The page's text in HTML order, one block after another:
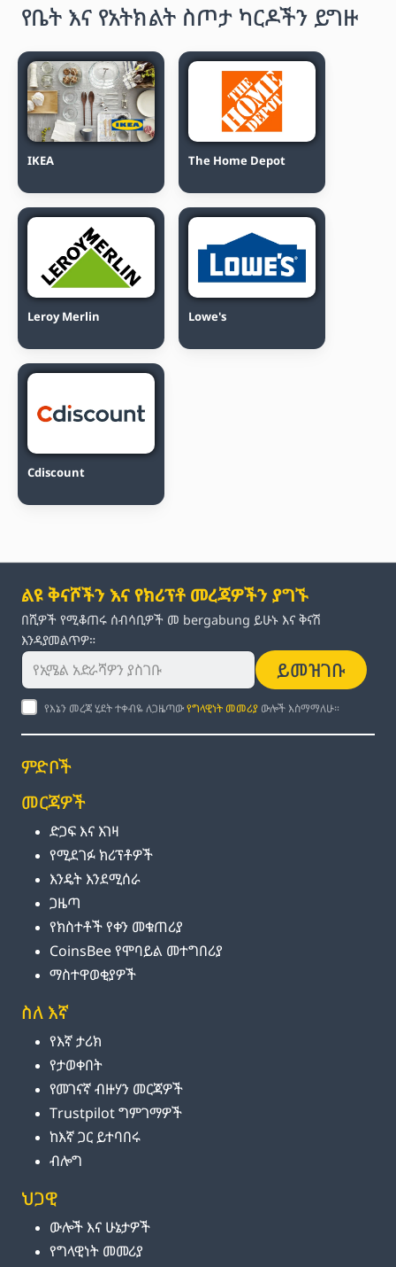
የቤት እና የአትክልት ስጦታ ካርዶችን ይግዙ
IKEA The Home Depot
Leroy Merlin Lowe's
Cdiscount
ልዩ ቅናሾችን እና የክሪፕቶ መረጃዎችን ያግኙ
በሺዎች የሚቆጠሩ ሰብሳቢዎች መ bergabung ይሁኑ እና ቅናሽ
እንዳያመልጥዎ።
ይመዝገቡ
የእኔን መረጃ ሂደት ተቀብዬ ለጋዜጣውየግላዊነት መመሪያ ውሎች እስማማለሁ።
ምድቦች
መርጃዎች
ድጋፍ እና እገዛ
የሚደገፉ ክሪፕቶዎች
እንዴት እንደሚሰራ
ጋዜጣ
የክስተቶች የቀን መቁጠሪያ
CoinsBee የሞባይል መተግበሪያ
ማስተዋወቂያዎች
ስለ እኛ
የእኛ ታሪክ
የታወቀበት
የመገናኛ ብዙሃን መርጃዎች
Trustpilot ግምገማዎች
ከእኛ ጋር ይተባበሩ
ብሎግ
ህጋዊ
ውሎች እና ሁኔታዎች
የግላዊነት መመሪያ